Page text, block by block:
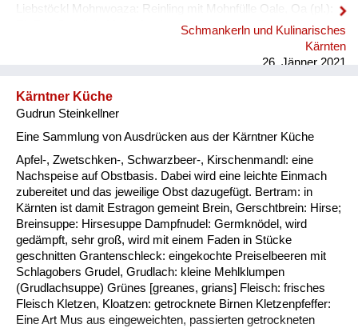
Liebstöckl Mohnwoaza: Reinling mit Mohnfülle Oale, Oa (pl.):
Ei, Eier Oamilch: Vorläufer des Puddings, aus Eiern, Milch und
Lavanttal, Mohnwoaza mit einem Saft aus Dörrobst und
Schmankerln und Kulinarisches
Kärnten
26. Jänner 2021
Kärntner Küche
Gudrun Steinkellner
Eine Sammlung von Ausdrücken aus der Kärntner Küche
Apfel-, Zwetschken-, Schwarzbeer-, Kirschenmandl: eine
Nachspeise auf Obstbasis. Dabei wird eine leichte Einmach
zubereitet und das jeweilige Obst dazugefügt. Bertram: in
Kärnten ist damit Estragon gemeint Brein, Gerschtbrein: Hirse;
Breinsuppe: Hirsesuppe Dampfnudel: Germknödel, wird
gedämpft, sehr groß, wird mit einem Faden in Stücke
geschnitten Grantenschleck: eingekochte Preiselbeeren mit
Schlagobers Grudel, Grudlach: kleine Mehlklumpen
(Grudlachsuppe) Grünes [greanes, grians] Fleisch: frisches
Fleisch Kletzen, Kloatzen: getrocknete Birnen Kletzenpfeffer:
Eine Art Mus aus eingeweichten, passierten getrockneten